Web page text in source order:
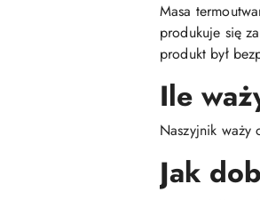
Masa
produkuje się
produkt był
Ile
Naszyjnik waży
Jak